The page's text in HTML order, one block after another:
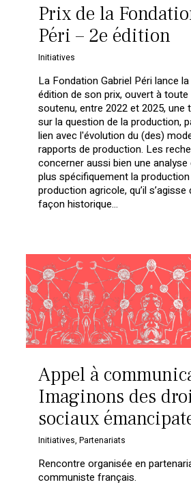
Prix de la
Péri – 2e édition
Initiatives
La Fondation Gabriel Péri lance
édition de son prix, ouvert à
soutenu, entre 2022 et 2025, une
sur la question de la production,
lien avec l'évolution du (des)
rapports de production. Les
concerner aussi bien une analyse
plus spécifiquement la
production agricole, qu’il s’agisse
façon historique...
Appel à
Imaginons des
sociaux
Initiatives,Partenariats
Rencontre organisée en
communiste français.